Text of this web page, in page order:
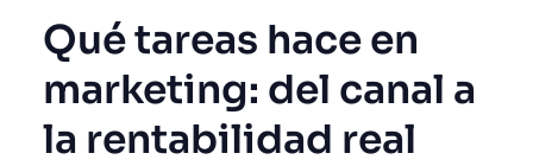
Qué tareas hace en
marketing: del canal a
la rentabilidad real